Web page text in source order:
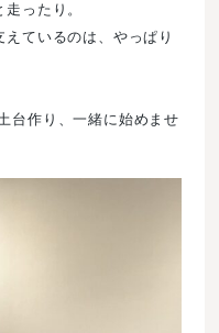
ったり。
ているのは、やっぱり
台作り、一緒に始めませ